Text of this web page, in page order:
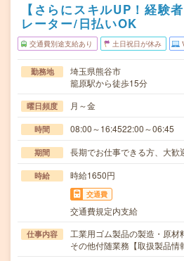
【さらにスキルUP！経験
レーター/日払いOK
交通費別途支給あり 土日祝日が休み
勤務地
埼玉県熊谷市
籠原駅から徒歩15分
曜日頻度 月～金
時間 08:00～16:4522:00～06:45
期間 長期でお仕事できる方、大歓
時給 時給1650円
交通費
交通費規定内支給
仕事内容
工業用ゴム製品の製造・原材
その他付随業務【取扱製品